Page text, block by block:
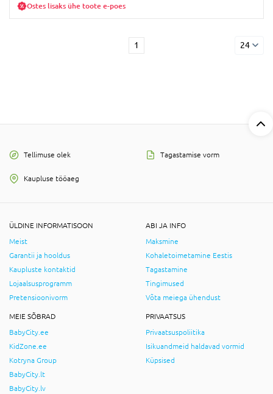
Ostes lisaks ühe toote e-poes
1 24
Tellimuse olek Tagastamise vorm
Kaupluse tööaeg
ÜLDINE INFORMATISOON
Meist
Garantii ja hooldus
Kaupluste kontaktid
Lojaalsusprogramm
Pretensioonivorm
ABI JA INFO
Maksmine
Kohaletoimetamine Eestis
Tagastamine
Tingimused
Võta meiega ühendust
MEIE SÕBRAD
BabyCity.ee
KidZone.ee
Kotryna Group
BabyCity.lt
BabyCity.lv
PRIVAATSUS
Privaatsuspoliitika
Isikuandmeid haldavad vormid
Küpsised